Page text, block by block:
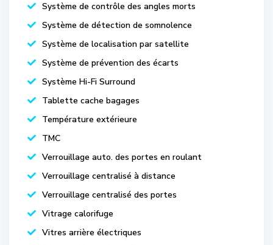
Système de contrôle des angles morts
Système de détection de somnolence
Système de localisation par satellite
Système de prévention des écarts
Système Hi-Fi Surround
Tablette cache bagages
Température extérieure
TMC
Verrouillage auto. des portes en roulant
Verrouillage centralisé à distance
Verrouillage centralisé des portes
Vitrage calorifuge
Vitres arrière électriques